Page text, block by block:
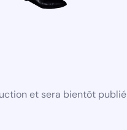
et sera bientôt publié